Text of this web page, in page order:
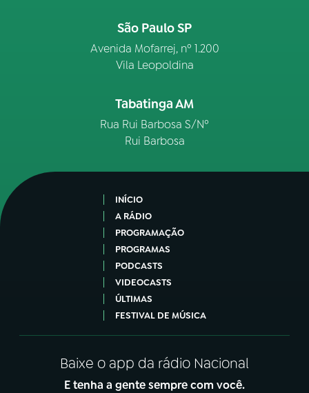
São Paulo SP
Avenida Mofarrej, nº 1.200
Vila Leopoldina
Tabatinga AM
Rua Rui Barbosa S/Nº
Rui Barbosa
INÍCIO
A RÁDIO
PROGRAMAÇÃO
PROGRAMAS
PODCASTS
VIDEOCASTS
ÚLTIMAS
FESTIVAL DE MÚSICA
Baixe o app da rádio Nacional
E tenha a gente sempre com você.